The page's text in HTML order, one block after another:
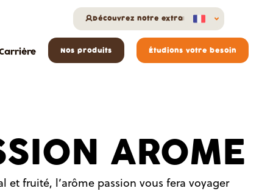
Nos produits Étudions votre besoin
Découvrez notre extranet
AROME
et fruité, l’arôme passion vous fera voyager